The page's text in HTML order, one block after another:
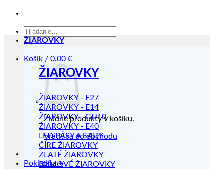
Hľadať:
Košík / 0.00 €
Žiadne produkty v košíku.
Vrátiť sa do obchodu
Pokladňa +
ŽIAROVKY
ŽIAROVKY
ŽIAROVKY - E27
ŽIAROVKY - E14
ŽIAROVKY - GU10
ŽIAROVKY - E40
LED PÁSY A SADY
ČÍRE ŽIAROVKY
ZLATÉ ŽIAROVKY
DYMOVÉ ŽIAROVKY